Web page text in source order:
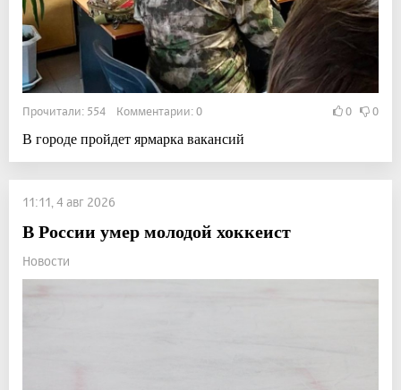
Прочитали: 554 Комментарии: 0 0 0
В городе пройдет ярмарка вакансий
11:11, 4 авг 2026
В России умер молодой хоккеист
Новости